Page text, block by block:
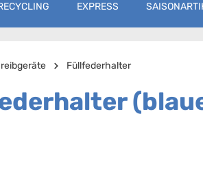
EXPRESS
Füllfederhalter